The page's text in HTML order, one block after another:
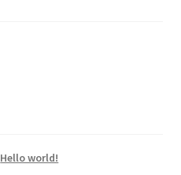
Hello world!